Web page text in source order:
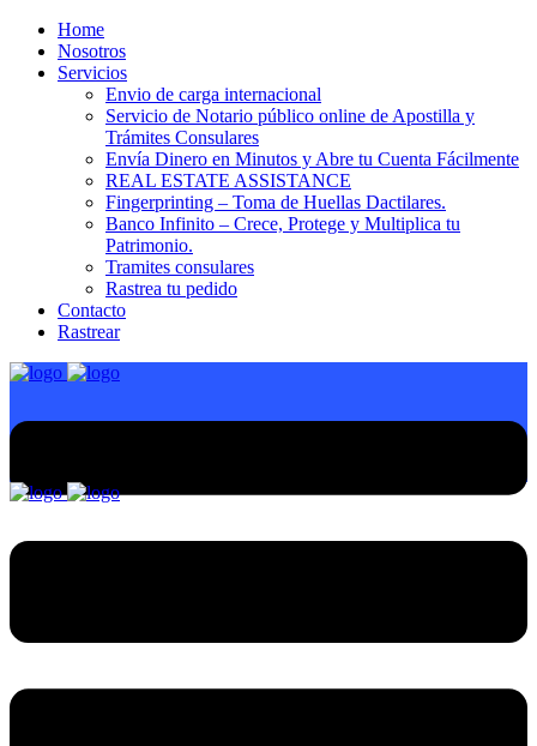
Home
Nosotros
Servicios
Envio de carga internacional
Servicio de Notario público online de Apostilla y
Trámites Consulares
Envía Dinero en Minutos y Abre tu Cuenta Fácilmente
REAL ESTATE ASSISTANCE
Fingerprinting – Toma de Huellas Dactilares.
Banco Infinito – Crece, Protege y Multiplica tu
Patrimonio.
Tramites consulares
Rastrea tu pedido
Contacto
Rastrear